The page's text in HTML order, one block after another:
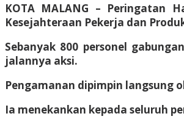
KOTA MALANG – Peringatan
Kesejahteraan Pekerja dan
Sebanyak 800 personel
jalannya aksi.
Pengamanan dipimpin langsung
Ia menekankan kepada seluruh